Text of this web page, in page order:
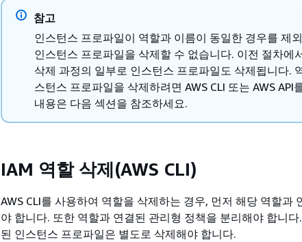
참고
인스턴스 프로파일이 역할과 이름이 동일한 경우를 제
인스턴스 프로파일을 삭제할 수 없습니다. 이전 절차에
삭제 과정의 일부로 인스턴스 프로파일도 삭제됩니다.
스턴스 프로파일을 삭제하려면 AWS CLI 또는 AWS API
내용은 다음 섹션을 참조하세요.
IAM 역할 삭제(AWS CLI)
AWS CLI를 사용하여 역할을 삭제하는 경우, 먼저 해당 역할과
야 합니다. 또한 역할과 연결된 관리형 정책을 분리해야 합니
된 인스턴스 프로파일은 별도로 삭제해야 합니다.